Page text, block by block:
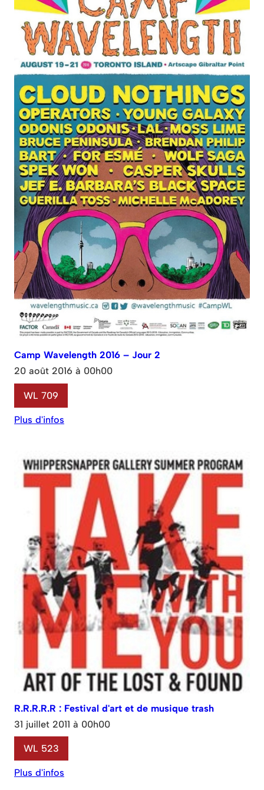
Camp Wavelength 2016 – Jour 2
20 août 2016 à 00h00
WL 709
Plus d'infos
R.R.R.R.R : Festival d'art et de musique trash
31 juillet 2011 à 00h00
WL 523
Plus d'infos